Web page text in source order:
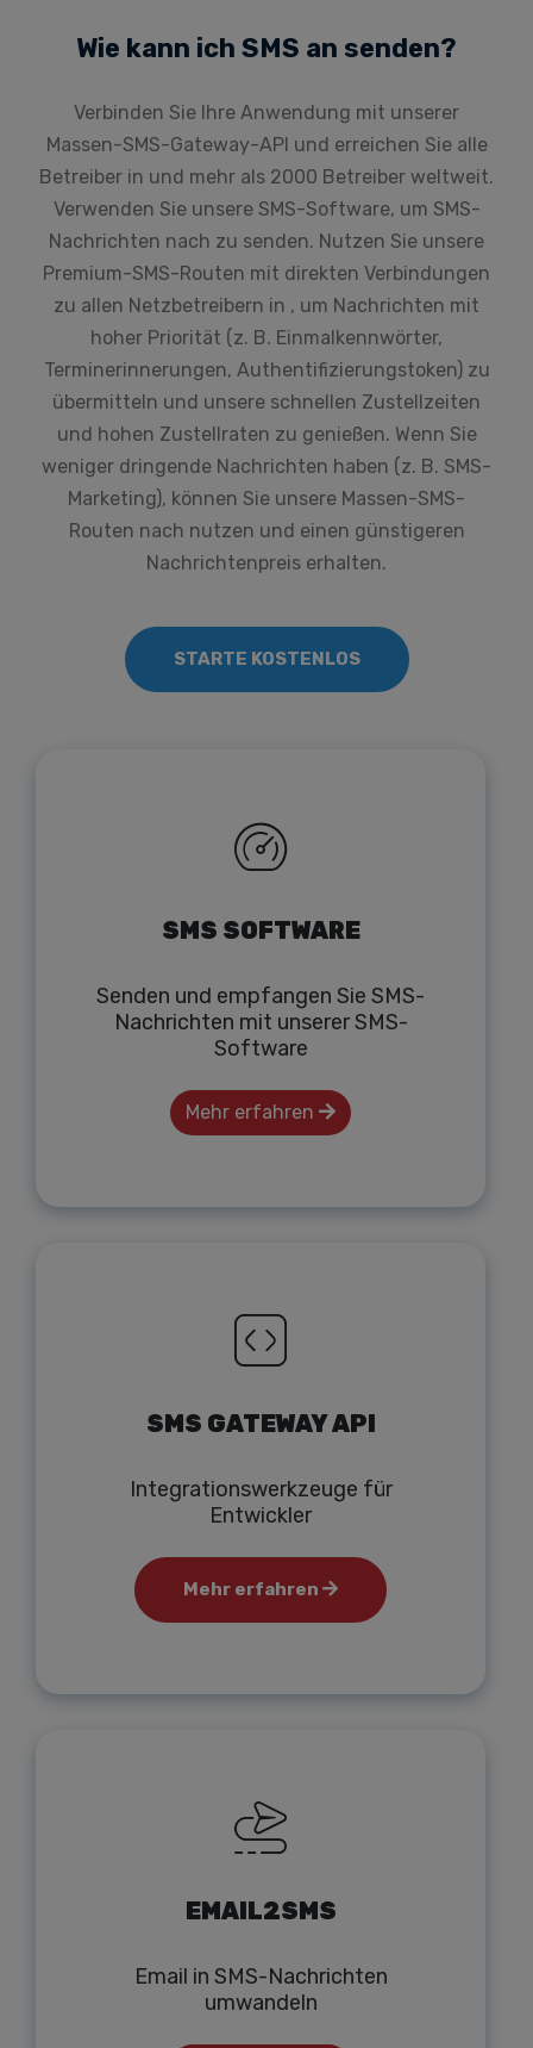
Wie kann ich SMS an senden?
Verbinden Sie Ihre Anwendung mit unserer
Massen-SMS-Gateway-API und erreichen Sie alle
Betreiber in und mehr als 2000 Betreiber weltweit.
Verwenden Sie unsere SMS-Software, um SMS-
Nachrichten nach zu senden. Nutzen Sie unsere
Premium-SMS-Routen mit direkten Verbindungen
zu allen Netzbetreibern in , um Nachrichten mit
hoher Priorität (z. B. Einmalkennwörter,
Terminerinnerungen, Authentifizierungstoken) zu
übermitteln und unsere schnellen Zustellzeiten
und hohen Zustellraten zu genießen. Wenn Sie
weniger dringende Nachrichten haben (z. B. SMS-
Marketing), können Sie unsere Massen-SMS-
Routen nach nutzen und einen günstigeren
Nachrichtenpreis erhalten.
STARTE KOSTENLOS
SMS SOFTWARE
Senden und empfangen Sie SMS-
Nachrichten mit unserer SMS-
Software
Mehr erfahren
SMS GATEWAY API
Integrationswerkzeuge für
Entwickler
Mehr erfahren
EMAIL2SMS
Email in SMS-Nachrichten
umwandeln